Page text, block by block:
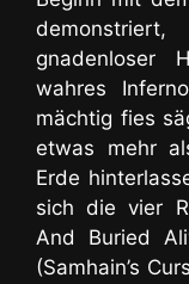
gnadenloser
wahres
mächtig fies
etwas mehr
Erde
sich die vier
And Buried
(Samhain’s